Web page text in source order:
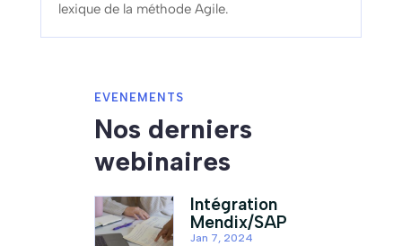
lexique de la méthode Agile.
EVENEMENTS
Nos derniers
webinaires
Intégration
Mendix/SAP
Jan 7, 2024